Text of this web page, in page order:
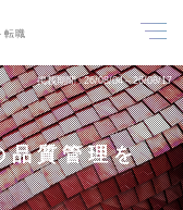
転職
掲載期間 26/08/04～26/08/17
品質管理を